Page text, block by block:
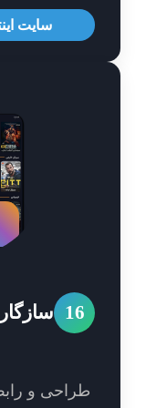
سایت اینترنتی
سازگاری
و رابط کاربری